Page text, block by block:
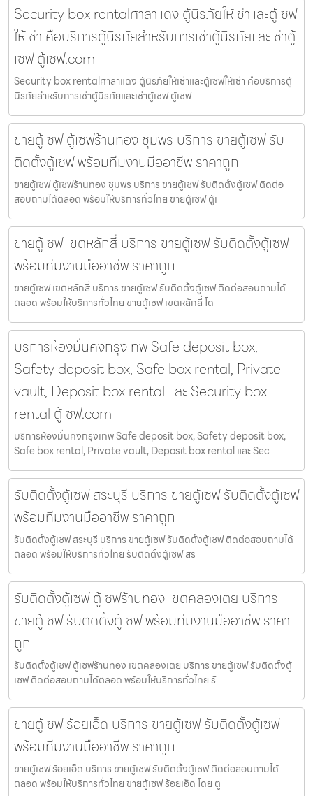
Security box rentalศาลาแดง ตู้นิรภัยให้เช่าและตู้เซฟ
ให้เช่า คือบริการตู้นิรภัยสำหรับการเช่าตู้นิรภัยและเช่าตู้
เซฟ ตู้เซฟ.com
Security box rentalศาลาแดง ตู้นิรภัยให้เช่าและตู้เซฟให้เช่า คือบริการตู้
นิรภัยสำหรับการเช่าตู้นิรภัยและเช่าตู้เซฟ ตู้เซฟ
ขายตู้เซฟ ตู้เซฟร้านทอง ชุมพร บริการ ขายตู้เซฟ รับ
ติดตั้งตู้เซฟ พร้อมทีมงานมืออาชีพ ราคาถูก
ขายตู้เซฟ ตู้เซฟร้านทอง ชุมพร บริการ ขายตู้เซฟ รับติดตั้งตู้เซฟ ติดต่อ
สอบถามได้ตลอด พร้อมให้บริการทั่วไทย ขายตู้เซฟ ตู้เ
ขายตู้เซฟ เขตหลักสี่ บริการ ขายตู้เซฟ รับติดตั้งตู้เซฟ
พร้อมทีมงานมืออาชีพ ราคาถูก
ขายตู้เซฟ เขตหลักสี่ บริการ ขายตู้เซฟ รับติดตั้งตู้เซฟ ติดต่อสอบถามได้
ตลอด พร้อมให้บริการทั่วไทย ขายตู้เซฟ เขตหลักสี่ โด
บริการห้องมั่นคงกรุงเทพ Safe deposit box,
Safety deposit box, Safe box rental, Private
vault, Deposit box rental และ Security box
rental ตู้เซฟ.com
บริการห้องมั่นคงกรุงเทพ Safe deposit box, Safety deposit box,
Safe box rental, Private vault, Deposit box rental และ Sec
รับติดตั้งตู้เซฟ สระบุรี บริการ ขายตู้เซฟ รับติดตั้งตู้เซฟ
พร้อมทีมงานมืออาชีพ ราคาถูก
รับติดตั้งตู้เซฟ สระบุรี บริการ ขายตู้เซฟ รับติดตั้งตู้เซฟ ติดต่อสอบถามได้
ตลอด พร้อมให้บริการทั่วไทย รับติดตั้งตู้เซฟ สร
รับติดตั้งตู้เซฟ ตู้เซฟร้านทอง เขตคลองเตย บริการ
ขายตู้เซฟ รับติดตั้งตู้เซฟ พร้อมทีมงานมืออาชีพ ราคา
ถูก
รับติดตั้งตู้เซฟ ตู้เซฟร้านทอง เขตคลองเตย บริการ ขายตู้เซฟ รับติดตั้งตู้
เซฟ ติดต่อสอบถามได้ตลอด พร้อมให้บริการทั่วไทย รั
ขายตู้เซฟ ร้อยเอ็ด บริการ ขายตู้เซฟ รับติดตั้งตู้เซฟ
พร้อมทีมงานมืออาชีพ ราคาถูก
ขายตู้เซฟ ร้อยเอ็ด บริการ ขายตู้เซฟ รับติดตั้งตู้เซฟ ติดต่อสอบถามได้
ตลอด พร้อมให้บริการทั่วไทย ขายตู้เซฟ ร้อยเอ็ด โดย ตู